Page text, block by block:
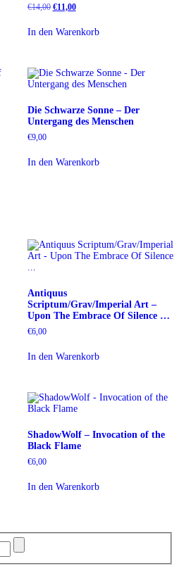
€14,00 Ursprünglicher
war:
€14,00
€11,00Aktueller
ist:
€11,00.
In den Warenkorb
Die Schwarze Sonne – Der
Untergang des Menschen
€9,00
In den Warenkorb
Antiquus
Scriptum/Grav/Imperial Art –
Upon The Embrace Of Silence …
€6,00
In den Warenkorb
ShadowWolf – Invocation of the
Black Flame
€6,00
In den Warenkorb